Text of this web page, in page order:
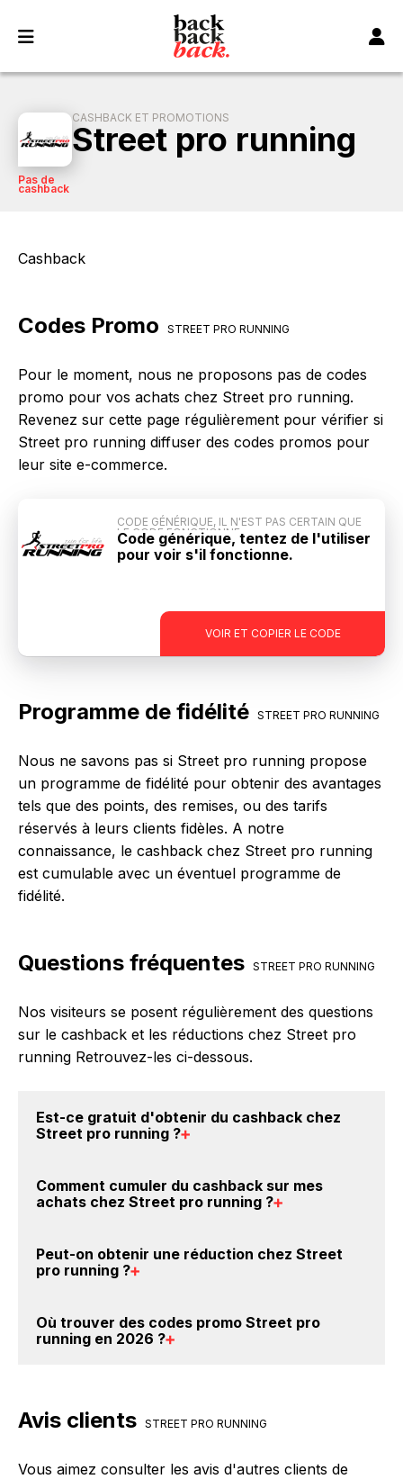
CASHBACK ET PROMOTIONS
Street pro running
Pas de
cashback
Cashback
Codes Promo STREET PRO RUNNING
Pour le moment, nous ne proposons pas de codes
promo pour vos achats chez Street pro running.
Revenez sur cette page régulièrement pour vérifier si
Street pro running diffuser des codes promos pour
leur site e-commerce.
VOIR ET COPIER LE CODE
CODE GÉNÉRIQUE, IL N'EST PAS CERTAIN QUE
LE CODE FONCTIONNE
Code générique, tentez de l'utiliser
pour voir s'il fonctionne.
Programme de fidélité STREET PRO RUNNING
Nous ne savons pas si Street pro running propose
un programme de fidélité pour obtenir des avantages
tels que des points, des remises, ou des tarifs
réservés à leurs clients fidèles. A notre
connaissance, le cashback chez Street pro running
est cumulable avec un éventuel programme de
fidélité.
Questions fréquentes STREET PRO RUNNING
Nos visiteurs se posent régulièrement des questions
sur le cashback et les réductions chez Street pro
running Retrouvez-les ci-dessous.
Est-ce gratuit d'obtenir du cashback chez
Street pro running ?
compte gratuitement pour cumuler vos réductions
cashback sur vos achats chez Street pro running.
Street pro running.
Comment cumuler du cashback sur mes
achats chez Street pro running ?
Street pro running : Créez votre compte sur
BackBackBack et cliquez sur le bouton Activer le
apparaître le cashback dans votre cagnotte au plus
tard 48h après votre achat sur le site Street pro
Peut-on obtenir une réduction chez Street
pro running ?
crédités sur votre cagnotte BackBackBack lorsque
vous réalisez un achat sur le site web de Street pro
Où trouver des codes promo Street pro
running en 2026 ?
Street pro running sont disponibles sur notre site
dans le paragraphe codes promo Street pro running.
Avis clients STREET PRO RUNNING
Vous aimez consulter les avis d'autres clients de